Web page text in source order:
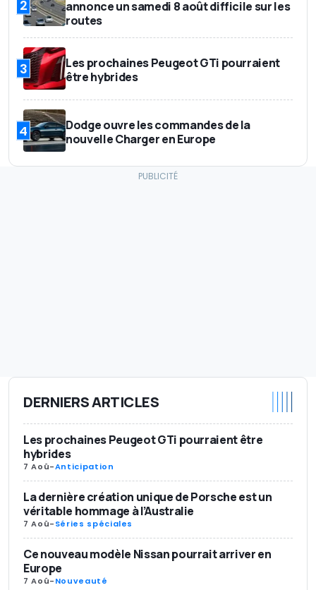
2
annonce un samedi 8 août difficile sur les
routes
3
Les prochaines Peugeot GTi pourraient
être hybrides
4
Dodge ouvre les commandes de la
nouvelle Charger en Europe
DERNIERS ARTICLES
Les prochaines Peugeot GTi pourraient être
hybrides
7 Aoû-Anticipation
La dernière création unique de Porsche est un
véritable hommage à l’Australie
7 Aoû-Séries spéciales
Ce nouveau modèle Nissan pourrait arriver en
Europe
7 Aoû-Nouveauté